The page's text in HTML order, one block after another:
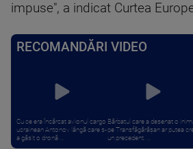
impuse", a indicat Curtea
RECOMANDĂRI VIDEO
Cu ce era încărcat avionul cargo
ucrainean Antonov lângă care s-
a găsit o dronă ...
Bărbatul care a desenat o
pe Transfăgărășan ar putea
un precedent. ...